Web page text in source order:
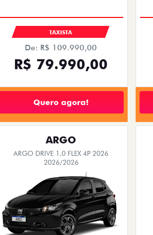
TAXISTA
De: R$ 109.990,00
R$ 79.990,00
Quero agora!
ARGO
ARGO DRIVE 1.0 FLEX 4P 2026
2026/2026